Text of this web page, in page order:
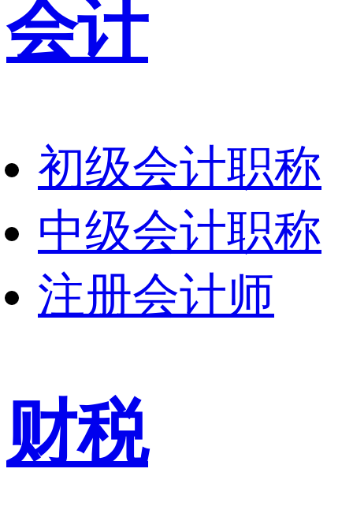
会计
初级会计职称
中级会计职称
注册会计师
财税